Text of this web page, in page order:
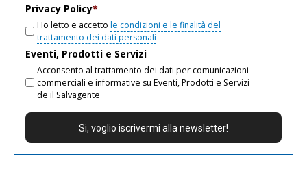
Privacy Policy*
Ho letto e accetto le condizioni e le finalità del
trattamento dei dati personali
Eventi, Prodotti e Servizi
Acconsento al trattamento dei dati per comunicazioni
commerciali e informative su Eventi, Prodotti e Servizi
de il Salvagente